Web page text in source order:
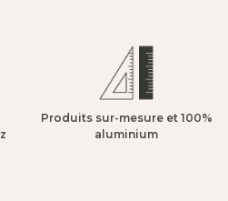
Produits sur-mesure et 100%
aluminium​